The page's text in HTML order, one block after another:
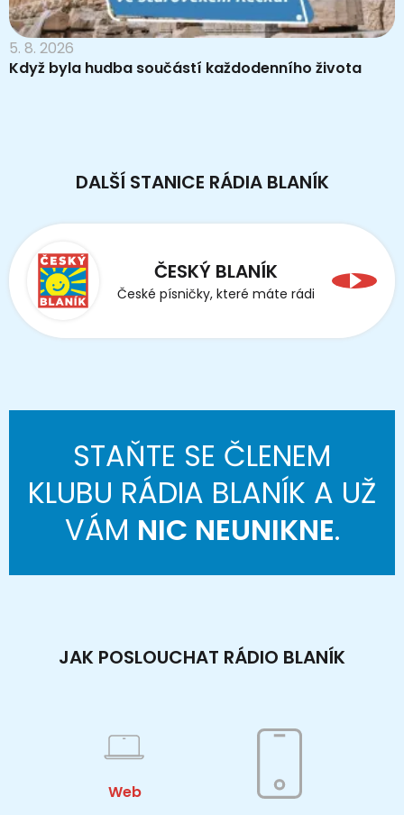
5. 8. 2026
Když byla hudba součástí každodenního života
DALŠÍ STANICE RÁDIA BLANÍK
ČESKÝ BLANÍK
České písničky, které máte rádi
STAŇTE SE ČLENEM
KLUBU RÁDIA BLANÍK A UŽ
VÁM NIC NEUNIKNE.
JAK POSLOUCHAT RÁDIO BLANÍK
Web